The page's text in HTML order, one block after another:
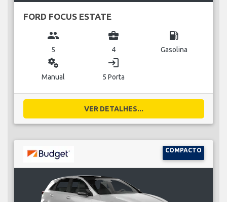
FORD FOCUS ESTATE
group
5
business_center
4
local_gas_station
Gasolina
miscellaneous_services
Manual
login
5 Porta
VER DETALHES...
COMPACTO